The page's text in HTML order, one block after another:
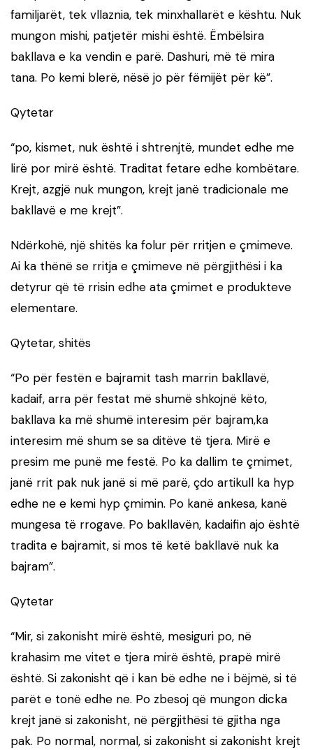
familjarët, tek vllaznia, tek minxhallarët e kështu. Nuk
mungon mishi, patjetër mishi është. Ëmbëlsira
bakllava e ka vendin e parë. Dashuri, më të mira
tana. Po kemi blerë, nësë jo për fëmijët për kë”.
Qytetar
“po, kismet, nuk është i shtrenjtë, mundet edhe me
lirë por mirë është. Traditat fetare edhe kombëtare.
Krejt, azgjë nuk mungon, krejt janë tradicionale me
bakllavë e me krejt”.
Ndërkohë, një shitës ka folur për rritjen e çmimeve.
Ai ka thënë se rritja e çmimeve në përgjithësi i ka
detyrur që të rrisin edhe ata çmimet e produkteve
elementare.
Qytetar, shitës
“Po për festën e bajramit tash marrin bakllavë,
kadaif, arra për festat më shumë shkojnë këto,
bakllava ka më shumë interesim për bajram,ka
interesim më shum se sa ditëve të tjera. Mirë e
presim me punë me festë. Po ka dallim te çmimet,
janë rrit pak nuk janë si më parë, çdo artikull ka hyp
edhe ne e kemi hyp çmimin. Po kanë ankesa, kanë
mungesa të rrogave. Po bakllavën, kadaifin ajo është
tradita e bajramit, si mos të ketë bakllavë nuk ka
bajram”.
Qytetar
“Mir, si zakonisht mirë është, mesiguri po, në
krahasim me vitet e tjera mirë është, prapë mirë
është. Si zakonisht që i kan bë edhe ne i bëjmë, si të
parët e tonë edhe ne. Po zbesoj që mungon dicka
krejt janë si zakonisht, në përgjithësi të gjitha nga
pak. Po normal, normal, si zakonisht si zakonisht krejt